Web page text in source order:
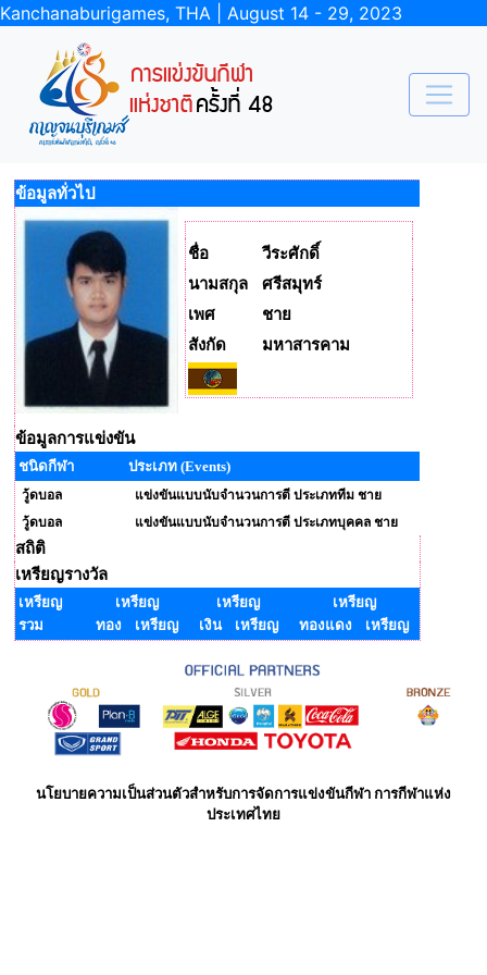
Kanchanaburigames, THA | August 14 - 29, 2023
ข้อมูลทั่วไป
ชื่อ
วีระศักดิ์
นามสกุล
ศรีสมุทร์
เพศ
ชาย
สังกัด
มหาสารคาม
ข้อมูลการแข่งขัน
ชนิดกีฬา ประเภท (Events)
วู้ดบอล
แข่งขันแบบนับจำนวนการตี ประเภททีม ชาย
วู้ดบอล
แข่งขันแบบนับจำนวนการตี ประเภทบุคคล ชาย
สถิติ
เหรียญรางวัล
เหรียญ
รวม
เหรียญ
ทอง เหรียญ
เหรียญ
เงิน เหรียญ
เหรียญ
ทองแดง เหรียญ
นโยบายความเป็นส่วนตัวสำหรับการจัดการแข่งขันกีฬา การกีฬาแห่ง
ประเทศไทย